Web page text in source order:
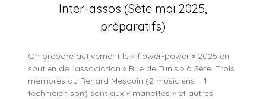
Inter-assos (Sète mai 2025,
préparatifs)
On prépare activement le « flower-power » 2025 en
soutien de l’association « Rue de Tunis » à Sète. Trois
membres du Renard Mesquin (2 musiciens + 1
technicien son) sont aux « manettes » et autres